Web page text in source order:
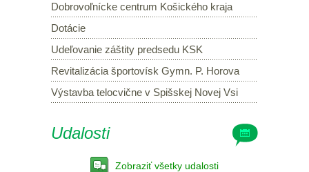
Dobrovoľnícke centrum Košického kraja
Dotácie
Udeľovanie záštity predsedu KSK
Revitalizácia športovísk Gymn. P. Horova
Výstavba telocvične v Spišskej Novej Vsi
Udalosti
Zobraziť všetky udalosti